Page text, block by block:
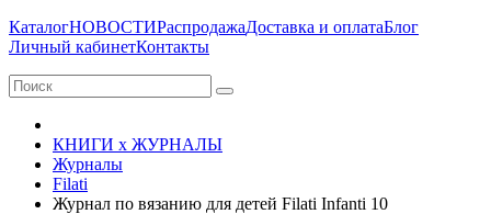
КаталогНОВОСТИРаспродажаДоставка и оплатаБлог
Личный кабинетКонтакты
КНИГИ х ЖУРНАЛЫ
Журналы
Filati
Журнал по вязанию для детей Filati Infanti 10